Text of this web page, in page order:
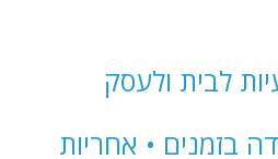
לבית ולעסק
בזמנים • אחריות